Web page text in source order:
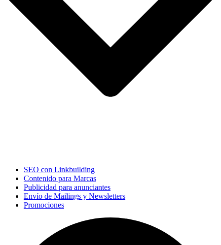
SEO con Linkbuilding
Contenido para Marcas
Publicidad para anunciantes
Envío de Mailings y Newsletters
Promociones